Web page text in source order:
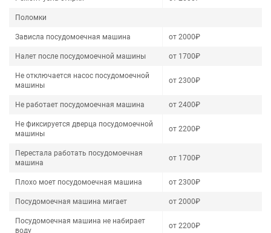
Поломки
Зависла посудомоечная машина от 2000₽
Налет после посудомоечной машины от 1700₽
Не отключается насос посудомоечной
машины
от 2300₽
Не работает посудомоечная машина от 2400₽
Не фиксируется дверца посудомоечной
машины
от 2200₽
Перестала работать посудомоечная
машина
от 1700₽
Плохо моет посудомоечная машина от 2300₽
Посудомоечная машина мигает от 2000₽
Посудомоечная машина не набирает
воду
от 2200₽